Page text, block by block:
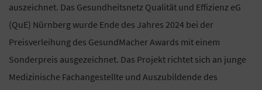
auszeichnet. Das Gesundheitsnetz Qualität und Effizienz eG
(QuE) Nürnberg wurde Ende des Jahres 2024 bei der
Preisverleihung des GesundMacher Awards mit einem
Sonderpreis ausgezeichnet. Das Projekt richtet sich an junge
Medizinische Fachangestellte und Auszubildende des